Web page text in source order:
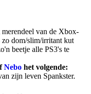
van de Xbox-
zo dom/slim/irritant kut
beetje alle PS3's te
Nebo het volgende:
zijn leven Spankster.